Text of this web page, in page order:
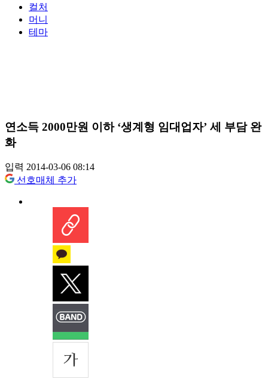
컬처
머니
테마
연소득 2000만원 이하 ‘생계형 임대업자’ 세 부담 완
화
입력 2014-03-06 08:14
선호매체 추가